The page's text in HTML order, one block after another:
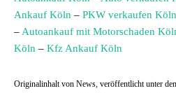
Ankauf Köln – PKW verkaufen Köln
– Autoankauf mit Motorschaden
Köln – Kfz Ankauf Köln
Originalinhalt von News, veröffentlicht unter